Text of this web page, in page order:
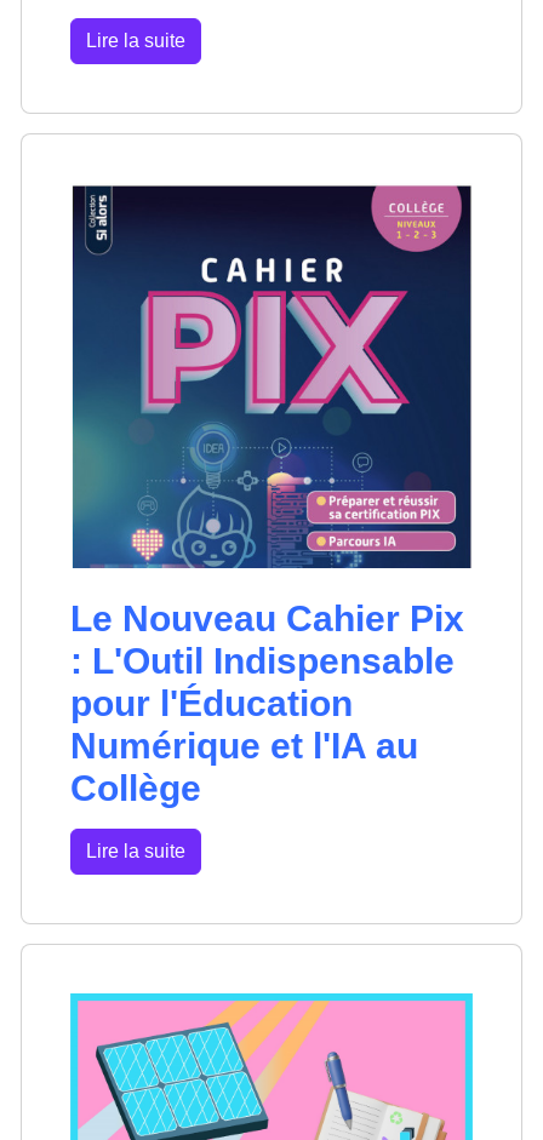
Lire la suite
Le Nouveau Cahier Pix
: L'Outil Indispensable
pour l'Éducation
Numérique et l'IA au
Collège
Lire la suite